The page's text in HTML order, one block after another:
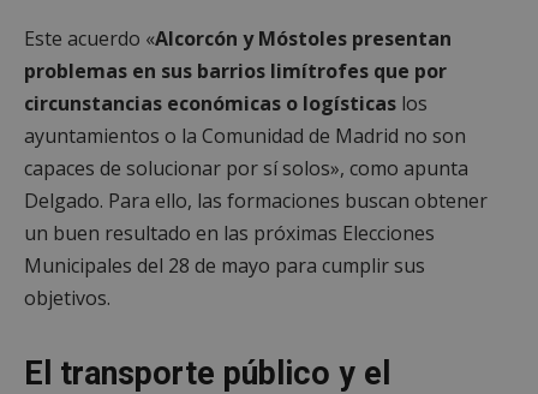
Este acuerdo «Alcorcón y Móstoles presentan
problemas en sus barrios limítrofes que por
circunstancias económicas o logísticas los
ayuntamientos o la Comunidad de Madrid no son
capaces de solucionar por sí solos», como apunta
Delgado. Para ello, las formaciones buscan obtener
un buen resultado en las próximas Elecciones
Municipales del 28 de mayo para cumplir sus
objetivos.
El transporte público y el